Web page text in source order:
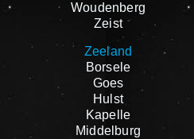
Woudenberg
Zeist
Zeeland
Borsele
Goes
Hulst
Kapelle
Middelburg